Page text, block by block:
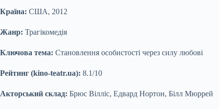
Країна: США, 2012
Жанр: Трагікомедія
Ключова тема: Становлення особистості через силу любові
Рейтинг (kino-teatr.ua): 8.1/10
Акторський склад: Брюс Вілліс, Едвард Нортон, Білл Мюррей